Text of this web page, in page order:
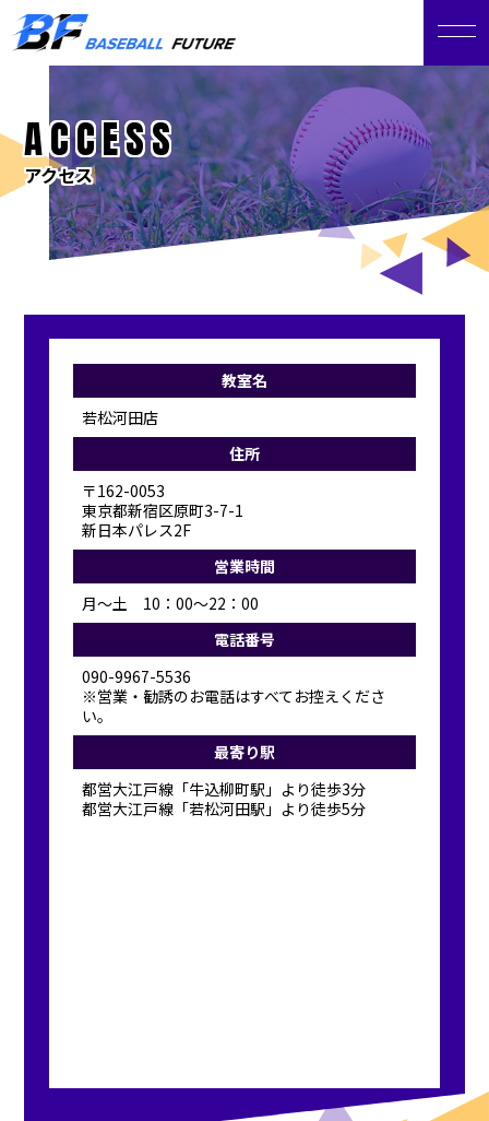
ACCESS
アクセス
教室名
若松河田店
住所
〒162-0053
東京都新宿区原町3-7-1
新日本パレス2F
営業時間
月～土 10：00～22：00
電話番号
090-9967-5536
※営業・勧誘のお電話はすべてお控えくださ
い。
最寄り駅
都営大江戸線「牛込柳町駅」より徒歩3分
都営大江戸線「若松河田駅」より徒歩5分